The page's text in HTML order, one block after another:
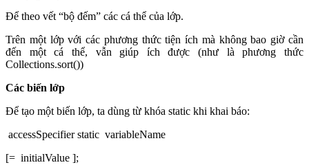
Để theo vết “bộ đếm” các cá thể của lớp.
Trên một lớp với các phương thức tiện ích mà không bao giờ cần
đến một cá thể, vẫn giúp ích được (như là phương thức
Collections.sort())
Các biến lớp
Để tạo một biến lớp, ta dùng từ khóa static khi khai báo:
accessSpecifier static variableName
[= initialValue ];